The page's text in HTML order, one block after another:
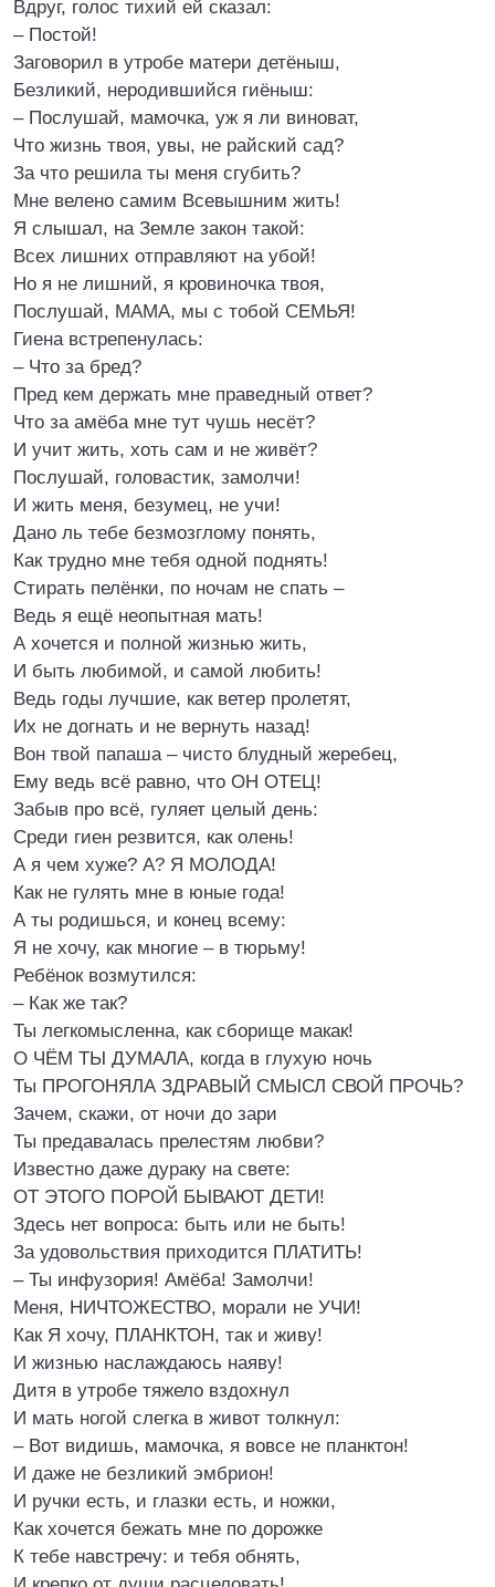
Вдруг, голос тихий ей сказал:
– Постой!
Заговорил в утробе матери детёныш,
Безликий, неродившийся гиёныш:
– Послушай, мамочка, уж я ли виноват,
Что жизнь твоя, увы, не райский сад?
За что решила ты меня сгубить?
Мне велено самим Всевышним жить!
Я слышал, на Земле закон такой:
Всех лишних отправляют на убой!
Но я не лишний, я кровиночка твоя,
Послушай, МАМА, мы с тобой СЕМЬЯ!
Гиена встрепенулась:
– Что за бред?
Пред кем держать мне праведный ответ?
Что за амёба мне тут чушь несёт?
И учит жить, хоть сам и не живёт?
Послушай, головастик, замолчи!
И жить меня, безумец, не учи!
Дано ль тебе безмозглому понять,
Как трудно мне тебя одной поднять!
Стирать пелёнки, по ночам не спать –
Ведь я ещё неопытная мать!
А хочется и полной жизнью жить,
И быть любимой, и самой любить!
Ведь годы лучшие, как ветер пролетят,
Их не догнать и не вернуть назад!
Вон твой папаша – чисто блудный жеребец,
Ему ведь всё равно, что ОН ОТЕЦ!
Забыв про всё, гуляет целый день:
Среди гиен резвится, как олень!
А я чем хуже? А? Я МОЛОДА!
Как не гулять мне в юные года!
А ты родишься, и конец всему:
Я не хочу, как многие – в тюрьму!
Ребёнок возмутился:
– Как же так?
Ты легкомысленна, как сборище макак!
О ЧЁМ ТЫ ДУМАЛА, когда в глухую ночь
Ты ПРОГОНЯЛА ЗДРАВЫЙ СМЫСЛ СВОЙ ПРОЧЬ?
Зачем, скажи, от ночи до зари
Ты предавалась прелестям любви?
Известно даже дураку на свете:
ОТ ЭТОГО ПОРОЙ БЫВАЮТ ДЕТИ!
Здесь нет вопроса: быть или не быть!
За удовольствия приходится ПЛАТИТЬ!
– Ты инфузория! Амёба! Замолчи!
Меня, НИЧТОЖЕСТВО, морали не УЧИ!
Как Я хочу, ПЛАНКТОН, так и живу!
И жизнью наслаждаюсь наяву!
Дитя в утробе тяжело вздохнул
И мать ногой слегка в живот толкнул:
– Вот видишь, мамочка, я вовсе не планктон!
И даже не безликий эмбрион!
И ручки есть, и глазки есть, и ножки,
Как хочется бежать мне по дорожке
К тебе навстречу: и тебя обнять,